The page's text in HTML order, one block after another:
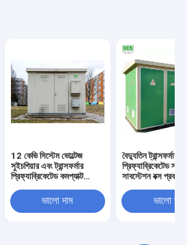
12 কেভি সিস্টেম ভোল্টেজ
সুইচগিয়ার এবং ট্রান্সফর্মার
প্রিফ্যাব্রিকেটেড কমপ্যাক্ট
প্রিফ্যাব্রিिकेটেড সাবস্টেশন
ভালো দাম
বৈদ্যুতিন ট্রান্সফর্মার
প্রিফ্যাব্রিকেটেড
সাবস্টেশন বক্স
উত্পাদনকারীরাভালো দাম